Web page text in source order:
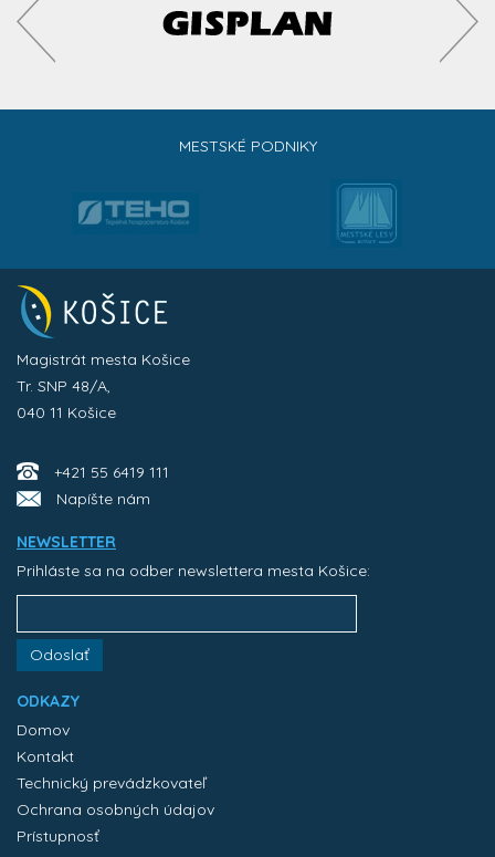
MESTSKÉ PODNIKY
Magistrát mesta Košice
Tr. SNP 48/A,
040 11 Košice
+421 55 6419 111
Napíšte nám
NEWSLETTER
Prihláste sa na odber newslettera mesta Košice:
Odoslať
ODKAZY
Domov
Kontakt
Technický prevádzkovateľ
Ochrana osobných údajov
Prístupnosť